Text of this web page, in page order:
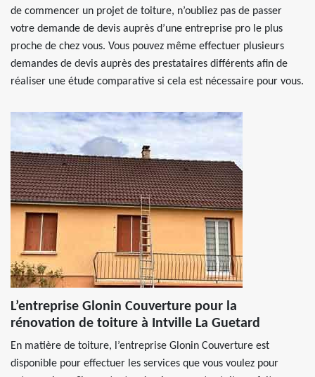
de commencer un projet de toiture, n’oubliez pas de passer
votre demande de devis auprès d’une entreprise pro le plus
proche de chez vous. Vous pouvez même effectuer plusieurs
demandes de devis auprès des prestataires différents afin de
réaliser une étude comparative si cela est nécessaire pour vous.
L’entreprise Glonin Couverture pour la
rénovation de toiture à Intville La Guetard
En matière de toiture, l’entreprise Glonin Couverture est
disponible pour effectuer les services que vous voulez pour